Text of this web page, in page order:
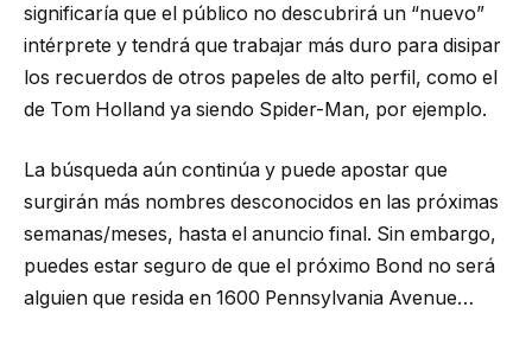
significaría que el público no descubrirá un “nuevo”
intérprete y tendrá que trabajar más duro para disipar
los recuerdos de otros papeles de alto perfil, como el
de Tom Holland ya siendo Spider-Man, por ejemplo.
La búsqueda aún continúa y puede apostar que
surgirán más nombres desconocidos en las próximas
semanas/meses, hasta el anuncio final. Sin embargo,
puedes estar seguro de que el próximo Bond no será
alguien que resida en 1600 Pennsylvania Avenue…